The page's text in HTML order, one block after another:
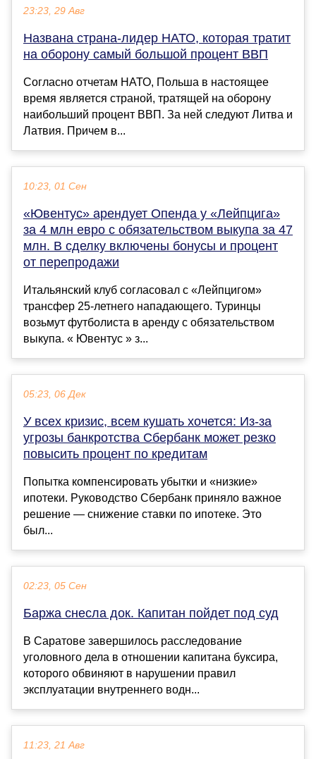
23:23, 29 Авг
Названа страна-лидер НАТО, которая тратит
на оборону самый большой процент ВВП
Согласно отчетам НАТО, Польша в настоящее
время является страной, тратящей на оборону
наибольший процент ВВП. За ней следуют Литва и
Латвия. Причем в...
10:23, 01 Сен
«Ювентус» арендует Опенда у «Лейпцига»
за 4 млн евро с обязательством выкупа за 47
млн. В сделку включены бонусы и процент
от перепродажи
Итальянский клуб согласовал с «Лейпцигом»
трансфер 25-летнего нападающего. Туринцы
возьмут футболиста в аренду с обязательством
выкупа. « Ювентус » з...
05:23, 06 Дек
У всех кризис, всем кушать хочется: Из-за
угрозы банкротства Сбербанк может резко
повысить процент по кредитам
Попытка компенсировать убытки и «низкие»
ипотеки. Руководство Сбербанк приняло важное
решение — снижение ставки по ипотеке. Это
был...
02:23, 05 Сен
Баржа снесла док. Капитан пойдет под суд
В Саратове завершилось расследование
уголовного дела в отношении капитана буксира,
которого обвиняют в нарушении правил
эксплуатации внутреннего водн...
11:23, 21 Авг